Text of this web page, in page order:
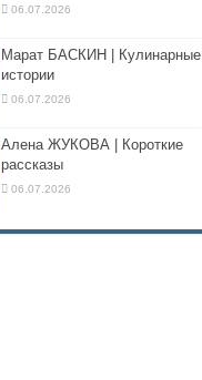
06.07.2026
Марат БАСКИН | Кулинарные
истории
06.07.2026
Алена ЖУКОВА | Короткие
рассказы
06.07.2026